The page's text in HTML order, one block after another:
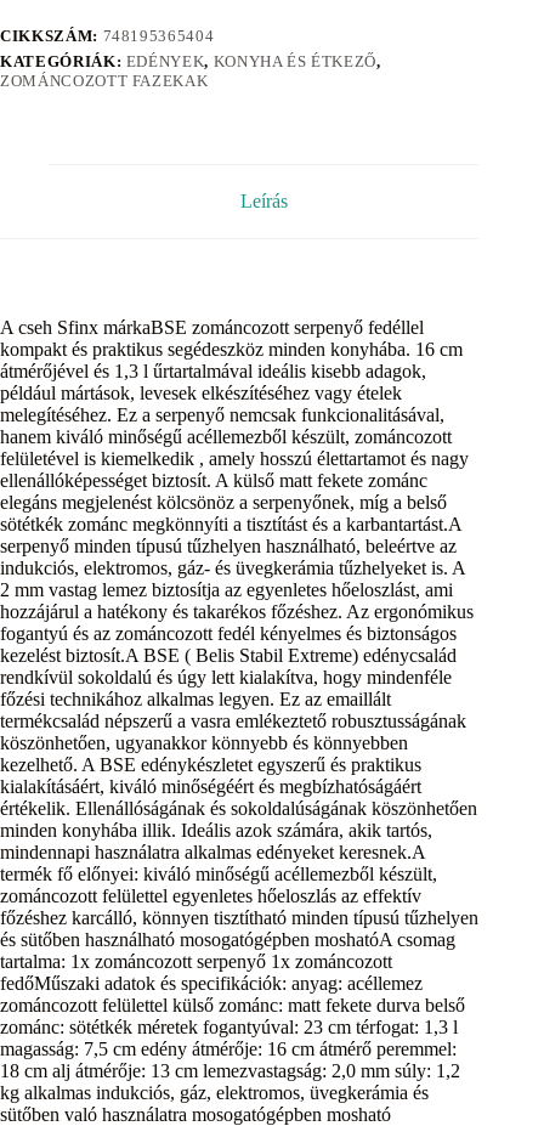
CIKKSZÁM: 748195365404
KATEGÓRIÁK: EDÉNYEK, KONYHA ÉS ÉTKEZŐ,
ZOMÁNCOZOTT FAZEKAK
Leírás
A cseh Sfinx márkaBSE zománcozott serpenyő fedéllel
kompakt és praktikus segédeszköz minden konyhába. 16 cm
átmérőjével és 1,3 l űrtartalmával ideális kisebb adagok,
például mártások, levesek elkészítéséhez vagy ételek
melegítéséhez. Ez a serpenyő nemcsak funkcionalitásával,
hanem kiváló minőségű acéllemezből készült, zománcozott
felületével is kiemelkedik , amely hosszú élettartamot és nagy
ellenállóképességet biztosít. A külső matt fekete zománc
elegáns megjelenést kölcsönöz a serpenyőnek, míg a belső
sötétkék zománc megkönnyíti a tisztítást és a karbantartást.A
serpenyő minden típusú tűzhelyen használható, beleértve az
indukciós, elektromos, gáz- és üvegkerámia tűzhelyeket is. A
2 mm vastag lemez biztosítja az egyenletes hőeloszlást, ami
hozzájárul a hatékony és takarékos főzéshez. Az ergonómikus
fogantyú és az zománcozott fedél kényelmes és biztonságos
kezelést biztosít.A BSE ( Belis Stabil Extreme) edénycsalád
rendkívül sokoldalú és úgy lett kialakítva, hogy mindenféle
főzési technikához alkalmas legyen. Ez az emaillált
termékcsalád népszerű a vasra emlékeztető robusztusságának
köszönhetően, ugyanakkor könnyebb és könnyebben
kezelhető. A BSE edénykészletet egyszerű és praktikus
kialakításáért, kiváló minőségéért és megbízhatóságáért
értékelik. Ellenállóságának és sokoldalúságának köszönhetően
minden konyhába illik. Ideális azok számára, akik tartós,
mindennapi használatra alkalmas edényeket keresnek.A
termék fő előnyei: kiváló minőségű acéllemezből készült,
zománcozott felülettel egyenletes hőeloszlás az effektív
főzéshez karcálló, könnyen tisztítható minden típusú tűzhelyen
és sütőben használható mosogatógépben moshatóA csomag
tartalma: 1x zománcozott serpenyő 1x zománcozott
fedőMűszaki adatok és specifikációk: anyag: acéllemez
zománcozott felülettel külső zománc: matt fekete durva belső
zománc: sötétkék méretek fogantyúval: 23 cm térfogat: 1,3 l
magasság: 7,5 cm edény átmérője: 16 cm átmérő peremmel:
18 cm alj átmérője: 13 cm lemezvastagság: 2,0 mm súly: 1,2
kg alkalmas indukciós, gáz, elektromos, üvegkerámia és
sütőben való használatra mosogatógépben mosható